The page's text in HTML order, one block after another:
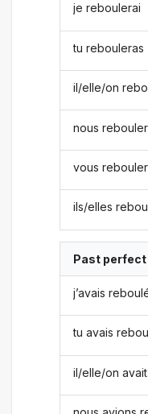
je reboulerai
tu rebouleras
il/elle/on
nous
vous
ils/elles
Past
j’avais
tu avais
il/elle/on